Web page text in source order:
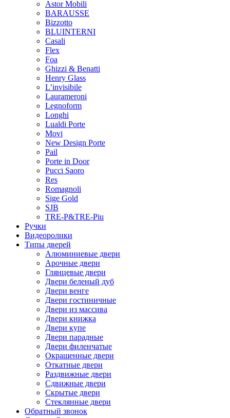
Astor Mobili
BARAUSSE
Bizzotto
BLUINTERNI
Casali
Flex
Foa
Ghizzi & Benatti
Henry Glass
L’invisibile
Laurameroni
Legnoform
Longhi
Lualdi Porte
Movi
New Design Porte
Pail
Porte in Door
Pucci Saoro
Res
Romagnoli
Sige Gold
SJB
TRE-P&TRE-Piu
Ручки
Видеоролики
Типы дверей
Алюминиевые двери
Арочные двери
Глянцевые двери
Двери беленый дуб
Двери венге
Двери гостиничные
Двери из массива
Двери книжка
Двери купе
Двери парадные
Двери филенчатые
Окрашенные двери
Откатные двери
Раздвижные двери
Сдвижные двери
Скрытые двери
Стеклянные двери
Обратный звонок